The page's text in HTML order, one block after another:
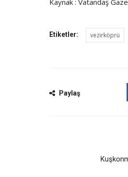
Etiketler: vezirköprü
Paylaş